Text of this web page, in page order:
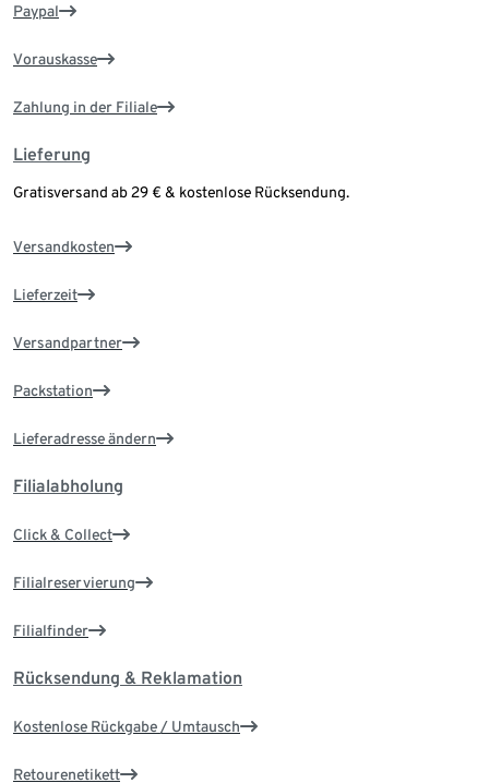
Paypal
Vorauskasse
Zahlung in der Filiale
Lieferung
Gratisversand ab 29 € & kostenlose Rücksendung.
Versandkosten
Lieferzeit
Versandpartner
Packstation
Lieferadresse ändern
Filialabholung
Click & Collect
Filialreservierung
Filialfinder
Rücksendung & Reklamation
Kostenlose Rückgabe / Umtausch
Retourenetikett